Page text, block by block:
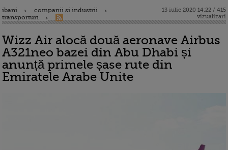
ibani
companii si industrii
transporturi
13 iulie 2020 14:22 / 415
vizualizari
Wizz Air alocă două aeronave Airbus
A321neo bazei din Abu Dhabi și
anunță primele șase rute din
Emiratele Arabe Unite